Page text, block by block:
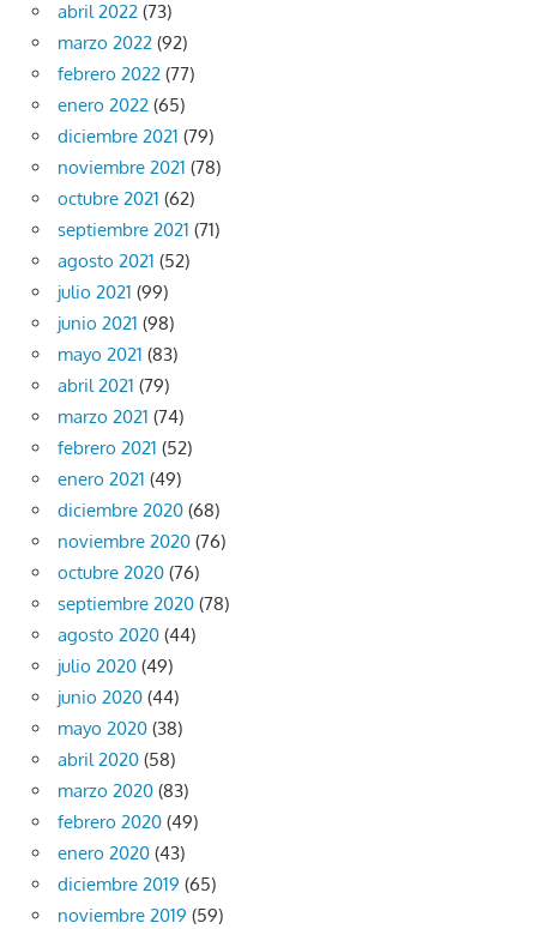
abril 2022 (73)
marzo 2022 (92)
febrero 2022 (77)
enero 2022 (65)
diciembre 2021 (79)
noviembre 2021 (78)
octubre 2021 (62)
septiembre 2021 (71)
agosto 2021 (52)
julio 2021 (99)
junio 2021 (98)
mayo 2021 (83)
abril 2021 (79)
marzo 2021 (74)
febrero 2021 (52)
enero 2021 (49)
diciembre 2020 (68)
noviembre 2020 (76)
octubre 2020 (76)
septiembre 2020 (78)
agosto 2020 (44)
julio 2020 (49)
junio 2020 (44)
mayo 2020 (38)
abril 2020 (58)
marzo 2020 (83)
febrero 2020 (49)
enero 2020 (43)
diciembre 2019 (65)
noviembre 2019 (59)